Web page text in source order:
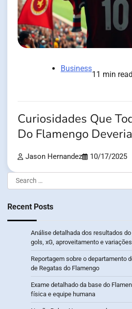
Business
11 min read
Curiosidades Que
Do Flamengo
Jason Hernandez 10/17/2025
Search
for:
Recent Posts
Análise detalhada dos resultados
gols, xG, aproveitamento e
Reportagem sobre o departamento
de Regatas do Flamengo
Exame detalhado da base do
física e equipe humana